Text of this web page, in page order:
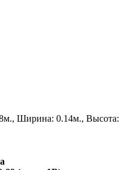
Ширина: 0.14м., Высота: